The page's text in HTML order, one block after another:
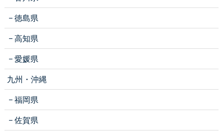
徳島県
高知県
愛媛県
九州・沖縄
福岡県
佐賀県